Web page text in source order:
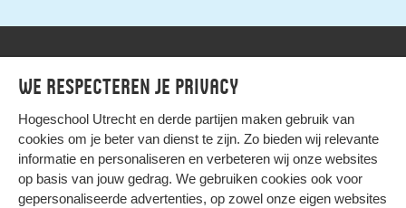
We respecteren je privacy
Hogeschool Utrecht en derde partijen maken gebruik van
cookies om je beter van dienst te zijn. Zo bieden wij relevante
informatie en personaliseren en verbeteren wij onze websites
op basis van jouw gedrag. We gebruiken cookies ook voor
gepersonaliseerde advertenties, op zowel onze eigen websites
Privacy